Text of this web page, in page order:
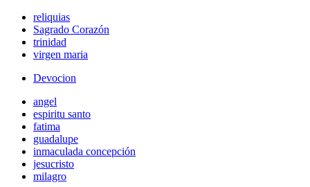
reliquias
Sagrado Corazón
trinidad
virgen maria
Devocion
angel
espiritu santo
fatima
guadalupe
inmaculada concepción
jesucristo
milagro